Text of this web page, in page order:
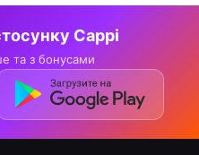
Cappi
та з бонусами